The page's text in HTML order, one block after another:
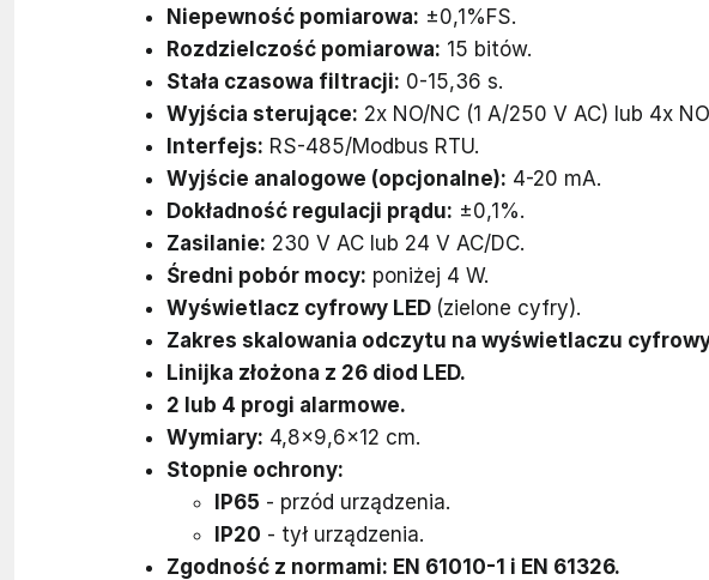
Niepewność pomiarowa: ±0,1%FS.
Rozdzielczość pomiarowa: 15 bitów.
Stała czasowa filtracji: 0-15,36 s.
Wyjścia sterujące: 2x NO/NC (1 A/250 V AC) lub 4x
Interfejs: RS-485/Modbus RTU.
Wyjście analogowe (opcjonalne): 4-20 mA.
Dokładność regulacji prądu: ±0,1%.
Zasilanie: 230 V AC lub 24 V AC/DC.
Średni pobór mocy: poniżej 4 W.
Wyświetlacz cyfrowy LED (zielone cyfry).
Zakres skalowania odczytu na wyświetlaczu
Linijka złożona z 26 diod LED.
2 lub 4 progi alarmowe.
Wymiary: 4,8x9,6x12 cm.
Stopnie ochrony:
IP65 - przód urządzenia.
IP20 - tył urządzenia.
Zgodność z normami: EN 61010-1 i EN 61326.